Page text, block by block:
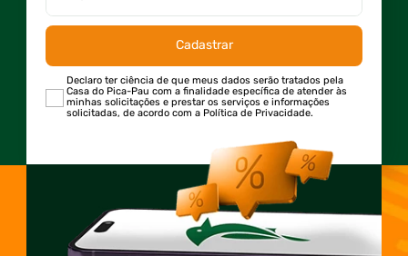
Cadastrar
Declaro ter ciência de que meus dados serão tratados pela
Casa do Pica-Pau com a finalidade específica de atender às
minhas solicitações e prestar os serviços e informações
solicitadas, de acordo com a Política de Privacidade.